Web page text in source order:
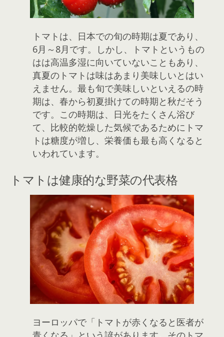
トマトは、日本での旬の時期は夏であり、
6月～8月です。しかし、トマトというもの
はは高温多湿に向いていないこともあり、
真夏のトマトは味はあまり美味しいとはい
えません。最も旬で美味しいといえるの時
期は、春から初夏掛けての時期と秋だそう
です。この時期は、日光をたくさん浴び
て、比較的乾燥した気候であるためにトマ
トは糖度が増し、栄養価も最も高くなると
いわれています。
トマトは健康的な野菜の代表格
ヨーロッパで「トマトが赤くなると医者が